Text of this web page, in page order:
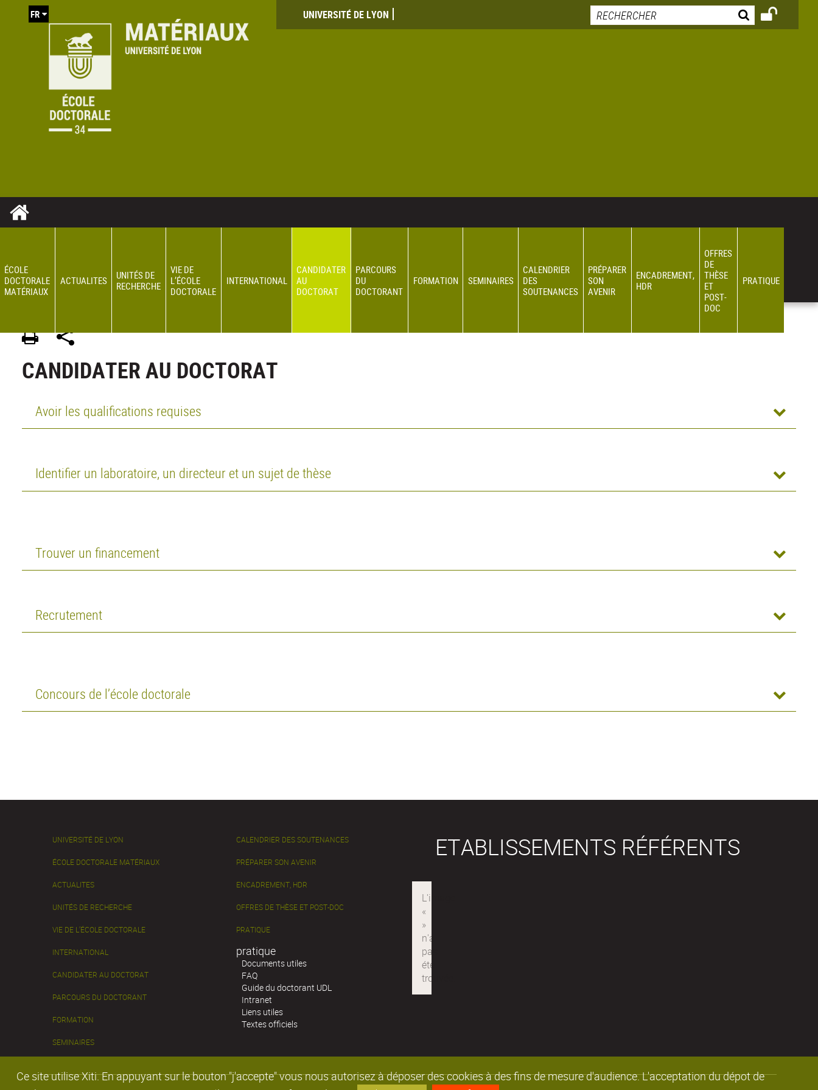
Ce site utilise Xiti. En appuyant sur le bouton "j'accepte" vous nous autorisez à déposer des cookies à des fins de mesure d'audience. L'acceptation du dépot de
UNIVERSITÉ DE LYON
FR
ÉCOLE
DOCTORALE
MATÉRIAUX
ACTUALITES
UNITÉS DE
RECHERCHE
VIE DE
L’ÉCOLE
DOCTORALE
INTERNATIONAL
CANDIDATER
AU
DOCTORAT
PARCOURS
DU
DOCTORANT
FORMATION SEMINAIRES
CALENDRIER
DES
SOUTENANCES
PRÉPARER
SON
AVENIR
ENCADREMENT,
HDR
OFFRES
DE
THÈSE
ET
POST-
DOC
PRATIQUE
CANDIDATER AU DOCTORAT
Avoir les qualifications requises
Identifier un laboratoire, un directeur et un sujet de thèse
Trouver un financement
Recrutement
Concours de l’école doctorale
UNIVERSITÉ DE LYON
ÉCOLE DOCTORALE MATÉRIAUX
ACTUALITES
UNITÉS DE RECHERCHE
VIE DE L’ÉCOLE DOCTORALE
INTERNATIONAL
CANDIDATER AU DOCTORAT
PARCOURS DU DOCTORANT
FORMATION
SEMINAIRES
CALENDRIER DES SOUTENANCES
PRÉPARER SON AVENIR
ENCADREMENT, HDR
OFFRES DE THÈSE ET POST-DOC
PRATIQUE
pratique
Documents utiles
FAQ
Guide du doctorant UDL
Intranet
Liens utiles
Textes officiels
ETABLISSEMENTS RÉFÉRENTS